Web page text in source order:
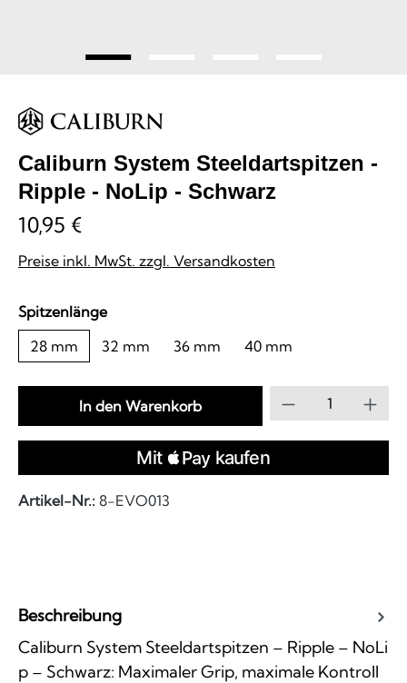
Caliburn System Steeldartspitzen -
Ripple - NoLip - Schwarz
10,95 €
Preise inkl. MwSt. zzgl. Versandkosten
Spitzenlängeauswählen
28 mm
32 mm 36 mm 40 mm
Produkt
In den Warenkorb
Artikel-Nr.: 8-EVO013
Beschreibung
Caliburn System Steeldartspitzen – Ripple – NoLi
p – Schwarz: Maximaler Grip, maximale Kontroll